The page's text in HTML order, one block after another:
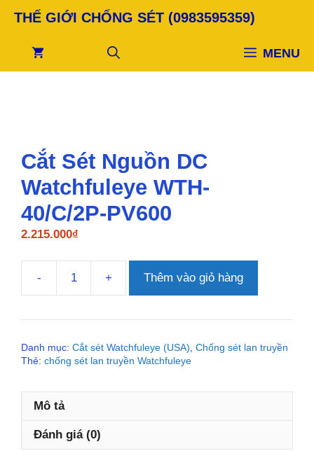
Chuyển
đếnTHẾ GIỚI CHỐNG SÉT (0983595359)
MENU
Cắt Sét Nguồn DC
Watchfuleye WTH-
40/C/2P-PV600
2.215.000₫
-
Nguồn
Watchfuleye
WTH-
+ Thêm vào giỏ hàng
Danh mục: Cắt sét Watchfuleye (USA) Chống sét lan truyền
Thẻ: chống sét lan truyền Watchfuleye
Mô tả
Đánh giá (0)